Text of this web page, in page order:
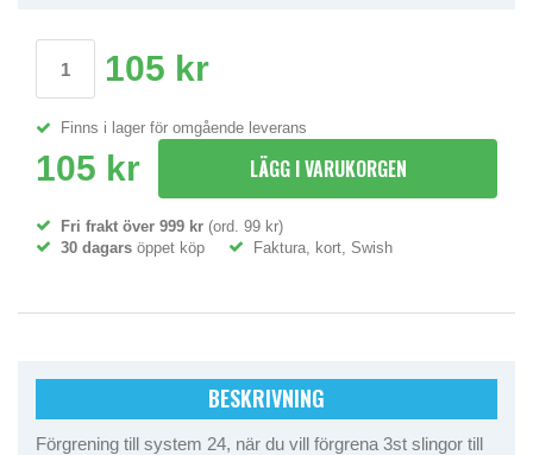
105 kr
Finns i lager för omgående leverans
105 kr LÄGG I VARUKORGEN
Fri frakt över 999 kr (ord. 99 kr)
30 dagars öppet köp Faktura, kort, Swish
BESKRIVNING
Förgrening till system 24, när du vill förgrena 3st slingor till